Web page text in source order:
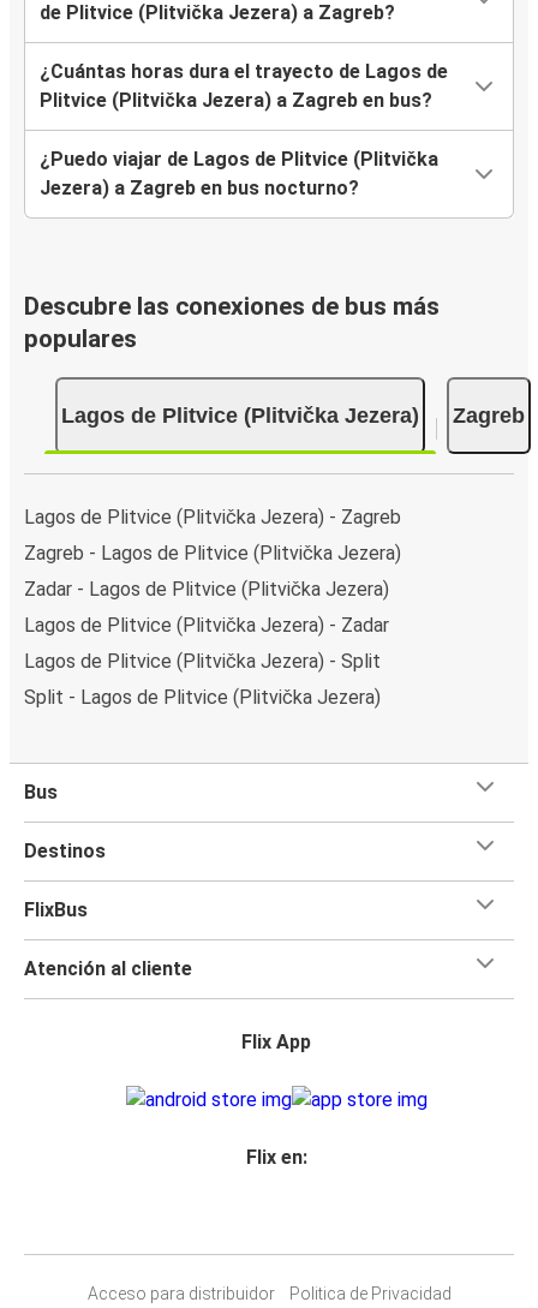
de Plitvice (Plitvička Jezera) a Zagreb?
¿Cuántas horas dura el trayecto de Lagos de
Plitvice (Plitvička Jezera) a Zagreb en bus?
¿Puedo viajar de Lagos de Plitvice (Plitvička
Jezera) a Zagreb en bus nocturno?
Descubre las conexiones de bus más
populares
Lagos de Plitvice (Plitvička Jezera) Zagreb
Lagos de Plitvice (Plitvička Jezera) - Zagreb
Zagreb - Lagos de Plitvice (Plitvička Jezera)
Zadar - Lagos de Plitvice (Plitvička Jezera)
Lagos de Plitvice (Plitvička Jezera) - Zadar
Lagos de Plitvice (Plitvička Jezera) - Split
Split - Lagos de Plitvice (Plitvička Jezera)
Bus
Destinos
FlixBus
Atención al cliente
Flix App
Flix en:
Acceso para distribuidor Politica de Privacidad